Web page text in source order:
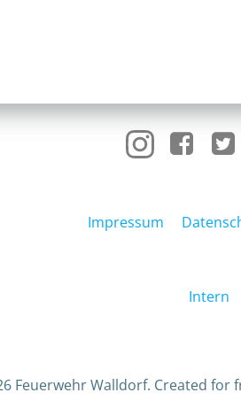
Impressum
Intern
Feuerwehr Walldorf. Created for